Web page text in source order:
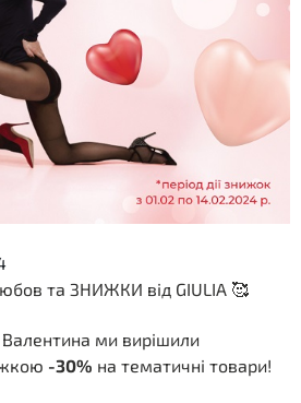
та ЗНИЖКИ від GIULIA 🥰
ми вирішили
-30% на тематичні товари!